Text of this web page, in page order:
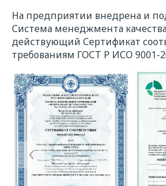
На предприятии внедрена и
Система менеджмента
действующий Сертификат
требованиям ГОСТ Р ИСО 9001-